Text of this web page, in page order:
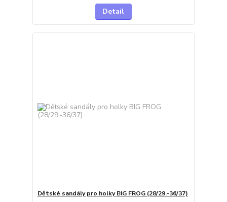
Detail
Dětské sandály pro holky BIG FROG (28/29.-36/37)